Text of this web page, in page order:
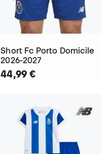
Short Fc Porto Domicile
2026-2027
44,99 €